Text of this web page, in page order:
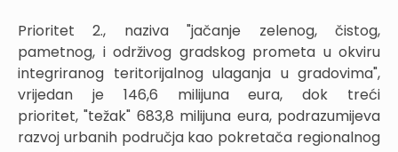
Prioritet 2., naziva "jačanje zelenog, čistog,
pametnog, i održivog gradskog prometa u okviru
integriranog teritorijalnog ulaganja u gradovima",
vrijedan je 146,6 milijuna eura, dok treći
prioritet, "težak" 683,8 milijuna eura, podrazumijeva
razvoj urbanih područja kao pokretača regionalnog